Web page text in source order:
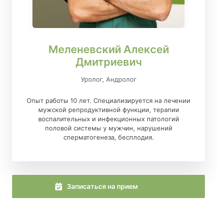
Меленевский Алексей
Дмитриевич
Уролог, Андролог
Опыт работы 10 лет. Специализируется на лечении
мужской репродуктивной функции, терапии
воспалительных и инфекционных патологий
половой системы у мужчин, нарушений
сперматогенеза, бесплодия.
Записаться на прием